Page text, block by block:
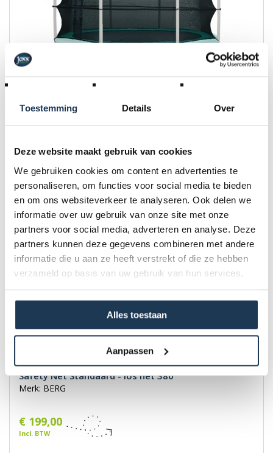
Toestemming Details Over
Deze website maakt gebruik van cookies
We gebruiken cookies om content en advertenties te
personaliseren, om functies voor social media te bieden
en om ons websiteverkeer te analyseren. Ook delen we
informatie over uw gebruik van onze site met onze
partners voor social media, adverteren en analyse. Deze
partners kunnen deze gegevens combineren met andere
informatie die u aan ze heeft verstrekt of die ze hebben
verzameld op basis van uw gebruik van hun services.
Alles toestaan
Aanpassen
Safety Net Standaard - los net 330
€ 159,00
Incl. BTW
Safety Net Standaard - los net 380
Merk: BERG
€ 199,00
Incl. BTW